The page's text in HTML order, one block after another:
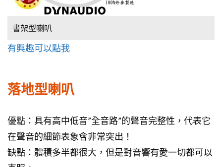
書架型喇叭
有興趣可以點我
落地型喇叭
優點：具有高中低音”全音路”的聲音完整性，代表它
在聲音的細節表象會非常突出！
缺點：體積多半都很大，但是對音響有愛一切都可以